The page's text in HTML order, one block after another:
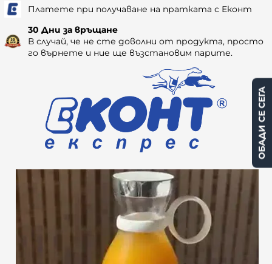
Платете при получаване на пратката с Еконт
30 Дни за връщане
В случай, че не сте доволни от продукта, просто
го върнете и ние ще възстановим парите.
ОБАДИ СЕ СЕГА